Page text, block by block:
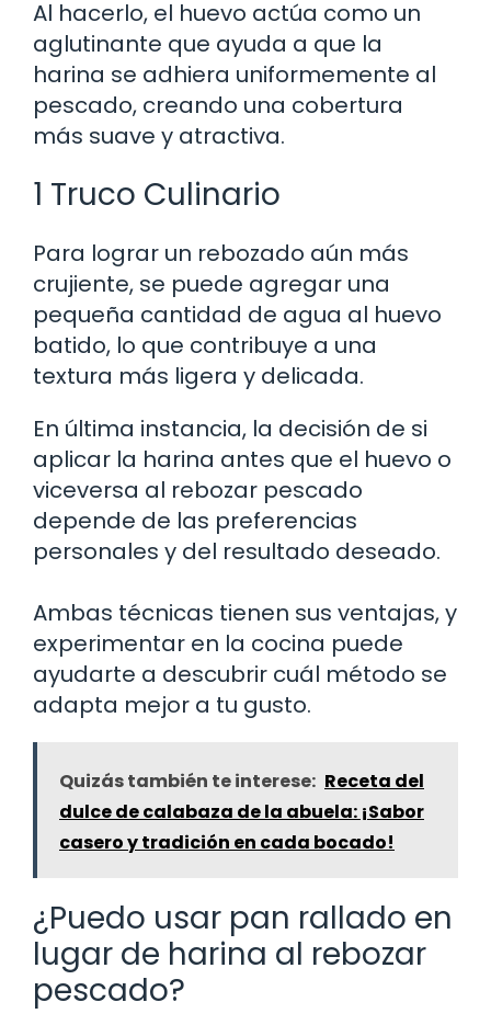
Al hacerlo, el huevo actúa como un
aglutinante que ayuda a que la
harina se adhiera uniformemente al
pescado, creando una cobertura
más suave y atractiva.
1 Truco Culinario
Para lograr un rebozado aún más
crujiente, se puede agregar una
pequeña cantidad de agua al huevo
batido, lo que contribuye a una
textura más ligera y delicada.
En última instancia, la decisión de si
aplicar la harina antes que el huevo o
viceversa al rebozar pescado
depende de las preferencias
personales y del resultado deseado.
Ambas técnicas tienen sus ventajas, y
experimentar en la cocina puede
ayudarte a descubrir cuál método se
adapta mejor a tu gusto.
Quizás también te interese: Receta del
dulce de calabaza de la abuela: ¡Sabor
casero y tradición en cada bocado!
¿Puedo usar pan rallado en
lugar de harina al rebozar
pescado?